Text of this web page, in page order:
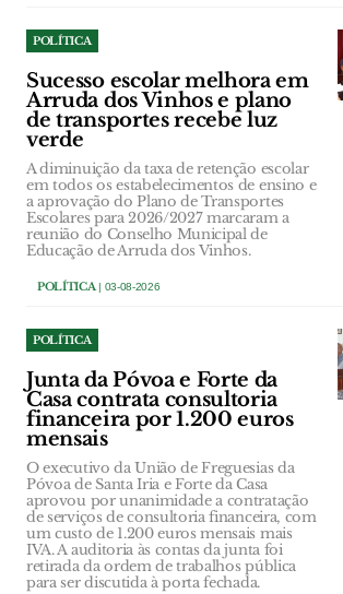
POLÍTICA
Sucesso escolar melhora em
Arruda dos Vinhos e plano
de transportes recebe luz
verde
A diminuição da taxa de retenção escolar
em todos os estabelecimentos de ensino e
a aprovação do Plano de Transportes
Escolares para 2026/2027 marcaram a
reunião do Conselho Municipal de
Educação de Arruda dos Vinhos.
POLÍTICA| 03-08-2026
POLÍTICA
Junta da Póvoa e Forte da
Casa contrata consultoria
financeira por 1.200 euros
mensais
O executivo da União de Freguesias da
Póvoa de Santa Iria e Forte da Casa
aprovou por unanimidade a contratação
de serviços de consultoria financeira, com
um custo de 1.200 euros mensais mais
IVA. A auditoria às contas da junta foi
retirada da ordem de trabalhos pública
para ser discutida à porta fechada.